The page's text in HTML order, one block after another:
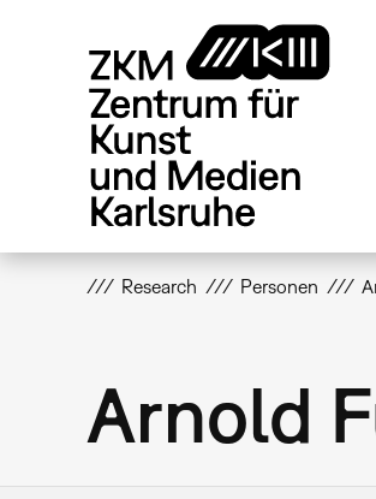
Research Personen
Arnold